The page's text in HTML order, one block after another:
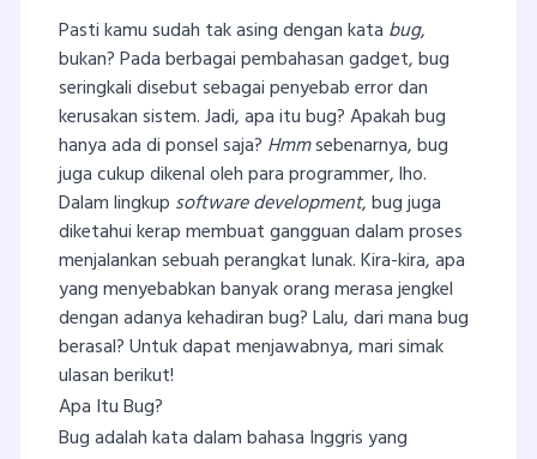
Pasti kamu sudah tak asing dengan kata bug,
bukan? Pada berbagai pembahasan gadget, bug
seringkali disebut sebagai penyebab error dan
kerusakan sistem. Jadi, apa itu bug? Apakah bug
hanya ada di ponsel saja? Hmmsebenarnya, bug
juga cukup dikenal oleh para programmer, lho.
Dalam lingkup software development, bug juga
diketahui kerap membuat gangguan dalam proses
menjalankan sebuah perangkat lunak. Kira-kira, apa
yang menyebabkan banyak orang merasa jengkel
dengan adanya kehadiran bug? Lalu, dari mana bug
berasal? Untuk dapat menjawabnya, mari simak
ulasan berikut!
Apa Itu Bug?
Bug adalah kata dalam bahasa Inggris yang